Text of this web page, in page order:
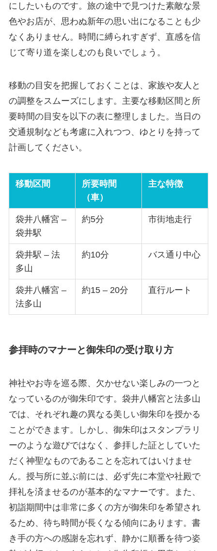
にしたいものです。旅の途中で見つけた素敵な景
色やお店が、思わぬ新年の思い出になることも少
なくありません。時間に縛られすぎず、直感を信
じて寄り道を楽しむのも良いでしょう。
移動の目安を把握しておくことは、家族や友人と
の調整をスムーズにします。主要な移動区間と所
要時間の目安を以下の表に整理しました。当日の
交通規制なども考慮に入れつつ、ゆとりを持って
計画してください。
移動区間
所要時間
（車）
主な特徴
袋井八幡宮 –
袋井駅
約5分 市街地走行
袋井駅 – 法
多山
約10分 バス通り中心
袋井八幡宮 –
法多山
約15 – 20分 直行ルート
参拝時のマナーと御朱印の受け取り方
神社やお寺を巡る際、欠かせない楽しみの一つと
なっているのが御朱印です。袋井八幡宮と法多山
では、それぞれ趣の異なる美しい御朱印を授かる
ことができます。しかし、御朱印はスタンプラリ
ーのような遊びではなく、参拝した証としていた
だく神聖なものであることを忘れてはいけませ
ん。授与所に並ぶ前には、必ず先に本堂や社殿で
拝礼を済ませるのが基本的なマナーです。また、
初詣期間中は非常に多くの方が御朱印を希望され
るため、待ち時間が長くなる傾向にあります。書
き手の方への感謝を忘れず、静かに順番を待つ姿